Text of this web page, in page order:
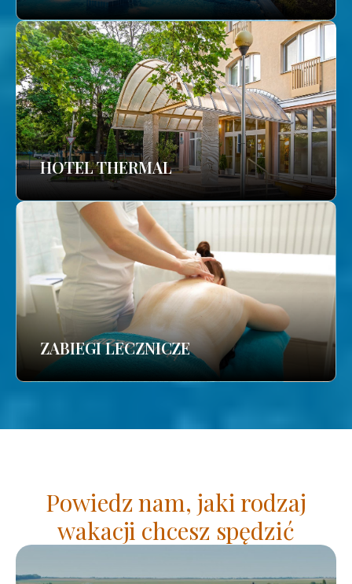
HOTEL THERMAL
ZABIEGI LECZNICZE
Powiedz nam, jaki rodzaj
wakacji chcesz spędzić